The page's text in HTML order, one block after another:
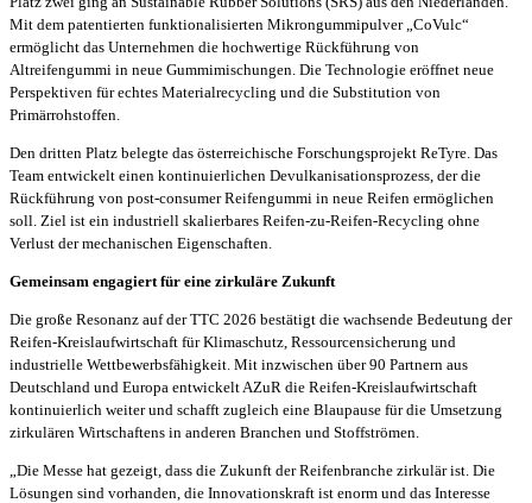
Mit dem patentierten funktionalisierten Mikrongummipulver „CoVulc“
ermöglicht das Unternehmen die hochwertige Rückführung von
Altreifengummi in neue Gummimischungen. Die Technologie eröffnet neue
Perspektiven für echtes Materialrecycling und die Substitution von
Primärrohstoffen.
Den dritten Platz belegte das österreichische Forschungsprojekt ReTyre. Das
Team entwickelt einen kontinuierlichen Devulkanisationsprozess, der die
Rückführung von post-consumer Reifengummi in neue Reifen ermöglichen
soll. Ziel ist ein industriell skalierbares Reifen-zu-Reifen-Recycling ohne
Verlust der mechanischen Eigenschaften.
Gemeinsam engagiert für eine zirkuläre Zukunft
Die große Resonanz auf der TTC 2026 bestätigt die wachsende Bedeutung der
Reifen-Kreislaufwirtschaft für Klimaschutz, Ressourcensicherung und
industrielle Wettbewerbsfähigkeit. Mit inzwischen über 90 Partnern aus
Deutschland und Europa entwickelt AZuR die Reifen-Kreislaufwirtschaft
kontinuierlich weiter und schafft zugleich eine Blaupause für die Umsetzung
zirkulären Wirtschaftens in anderen Branchen und Stoffströmen.
„Die Messe hat gezeigt, dass die Zukunft der Reifenbranche zirkulär ist. Die
Lösungen sind vorhanden, die Innovationskraft ist enorm und das Interesse